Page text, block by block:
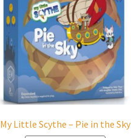
My Little Scythe – Pie in the Sky